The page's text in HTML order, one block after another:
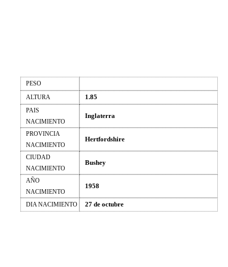
PESO
ALTURA
1.85
PAIS
NACIMIENTO
Inglaterra
PROVINCIA
NACIMIENTO
Hertfordshire
CIUDAD
NACIMIENTO
Bushey
AÑO
NACIMIENTO
1958
DIA NACIMIENTO 27 de octubre